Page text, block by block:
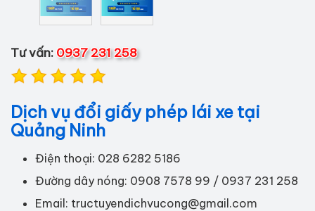
Tư vấn: 0937 231 258
Dịch vụ đổi giấy phép lái xe tại
Quảng Ninh
Điện thoại: 028 6282 5186
Đường dây nóng: 0908 7578 99 / 0937 231 258
Email: tructuyendichvucong@gmail.com